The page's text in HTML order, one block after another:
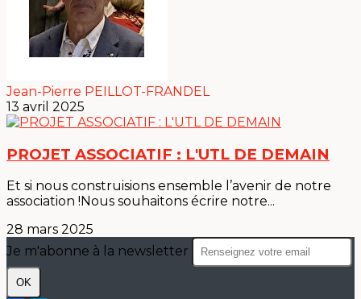
Jean-Pierre PEILLOT-FRANDEL
13 avril 2025
PROJET ASSOCIATIF : L'UTL DE DEMAIN
Et si nous construisions ensemble l’avenir de notre
association !Nous souhaitons écrire notre...
28 mars 2025
Je m'abonne à la newsletter
OK